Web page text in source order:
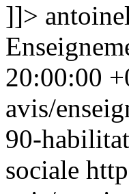
]]>
20:00:00
avis/
90-
sociale